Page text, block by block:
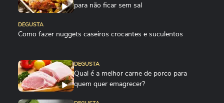
para não ficar sem sal
DEGUSTA
Como fazer nuggets caseiros crocantes e suculentos
DEGUSTA
Qual é a melhor carne de porco para
quem quer emagrecer?